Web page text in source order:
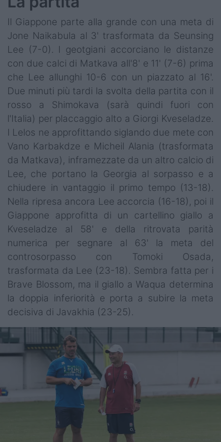
Il Giappone parte alla grande con una meta di
Jone Naikabula al 3' trasformata da Seunsing
Lee (7-0). I geotgiani accorciano le distanze
con due calci di Matkava all'8' e 11' (7-6) prima
che Lee allunghi 10-6 con un piazzato al 16'.
Due minuti più tardi la svolta della partita con il
rosso a Shimokava (sarà quindi fuori con
l'Italia) per placcaggio alto a Giorgi Kveseladze.
I Lelos ne approfittando siglando due mete con
Vano Karbakdze e Micheil Alania (trasformata
da Matkava), inframezzate da un altro calcio di
Lee, che portano la Georgia al sorpasso e a
chiudere in vantaggio il primo tempo (13-18).
Nella ripresa ancora Lee accorcia (16-18), poi il
Giappone approfitta di un cartellino giallo a
Kveseladze al 58' e della ritrovata parità
numerica per segnare al 63' la meta del
controsorpasso con Tomoki Osada,
trasformata da Lee (23-18). Sembra fatta per i
Brave Blossom, ma il giallo a Waqua determina
la doppia inferiorità e porta a subire la meta
decisiva di Javakhia (23-25).